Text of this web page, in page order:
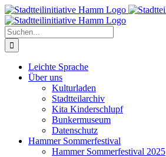
Zum
Inhalt
springen
Suche
nach:
Leichte Sprache
Über uns
Kulturladen
Stadtteilarchiv
Kita Kinderschlupf
Bunkermuseum
Datenschutz
Hammer Sommerfestival
Hammer Sommerfestival 2025